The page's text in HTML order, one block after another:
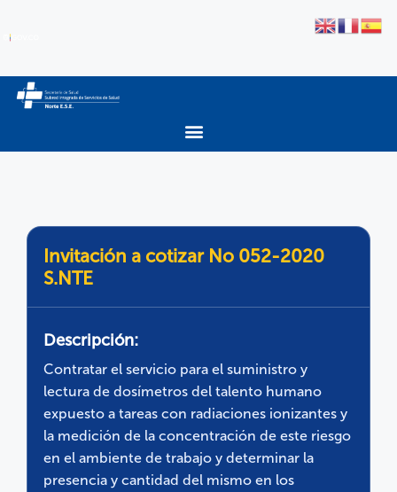
Invitación a cotizar No 052-2020
S.NTE
Descripción:
Contratar el servicio para el suministro y
lectura de dosímetros del talento humano
expuesto a tareas con radiaciones ionizantes y
la medición de la concentración de este riesgo
en el ambiente de trabajo y determinar la
presencia y cantidad del mismo en los